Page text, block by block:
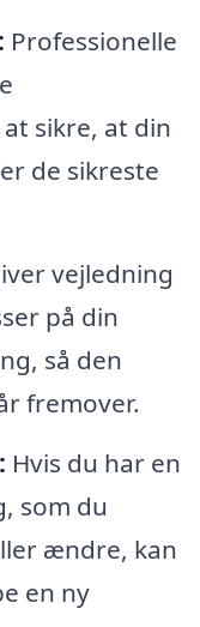
Professionelle
sikre, at din
de sikreste
vejledning
på din
så den
fremover.
Hvis du har en
som du
ændre, kan
en ny